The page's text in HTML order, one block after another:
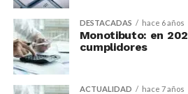
DESTACADAS hace 6 años
Monotibuto: en
cumplidores
ACTUALIDAD hace 7 años